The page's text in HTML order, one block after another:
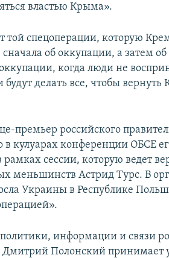
властью Крыма».
той спецоперации, которую
об оккупации, а затем
когда люди не
будут делать все, чтобы
премьер российского
в кулуарах конференции ОБСЕ
сессии, которую ведет
меньшинств Астрид Турс. В
Украины в Республике
информации и связи
Полонский принимает